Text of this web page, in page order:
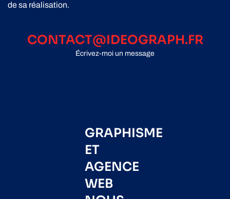
de sa réalisation.
CONTACT@IDEOGRAPH.FR
Écrivez-moi un message
GRAPHISME
ET
AGENCE
WEB